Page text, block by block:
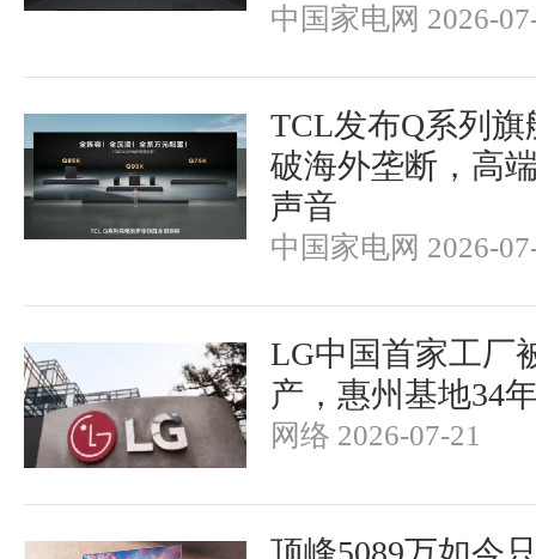
中国家电网 2026-
TCL发布Q系列
破海外垄断，高
声音
中国家电网 2026-
LG中国首家工厂
产，惠州基地34
网络 2026-07-21